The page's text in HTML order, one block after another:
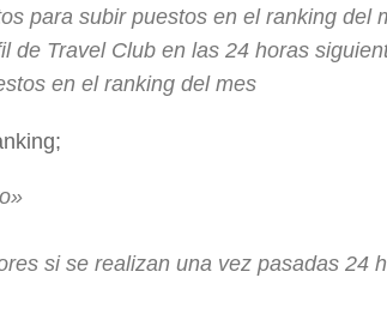
para subir puestos en el ranking del
de Travel Club en las 24 horas
en el ranking del mes
si se realizan una vez pasadas 24